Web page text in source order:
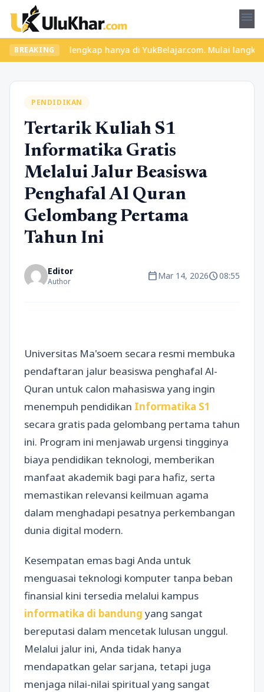
menu
BREAKING
lengkap hanya di YukBelajar.com. Mulai langkah
PENDIDIKAN
Tertarik Kuliah S1
Informatika Gratis
Melalui Jalur Beasiswa
Penghafal Al Quran
Gelombang Pertama
Tahun Ini
Editor
Author calendar_todayMar 14, 2026schedule08:55
Universitas Ma'soem secara resmi membuka
pendaftaran jalur beasiswa penghafal Al-
Quran untuk calon mahasiswa yang ingin
menempuh pendidikan Informatika S1
secara gratis pada gelombang pertama tahun
ini. Program ini menjawab urgensi tingginya
biaya pendidikan teknologi, memberikan
manfaat akademik bagi para hafiz, serta
memastikan relevansi keilmuan agama
dalam menghadapi pesatnya perkembangan
dunia digital modern.
Kesempatan emas bagi Anda untuk
menguasai teknologi komputer tanpa beban
finansial kini tersedia melalui kampus
informatika di bandung yang sangat
bereputasi dalam mencetak lulusan unggul.
Melalui jalur ini, Anda tidak hanya
mendapatkan gelar sarjana, tetapi juga
menjaga nilai-nilai spiritual yang sangat